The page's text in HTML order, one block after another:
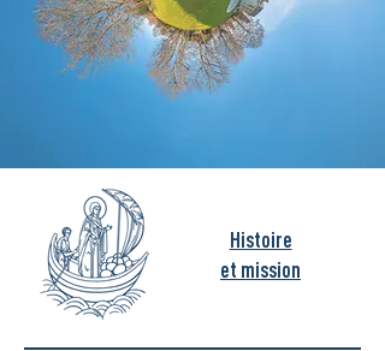
Histoire
et mission